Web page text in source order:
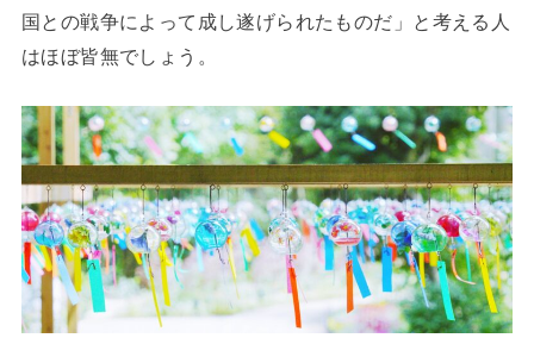
国との戦争によって成し遂げられたものだ」と考える人
はほぼ皆無でしょう。